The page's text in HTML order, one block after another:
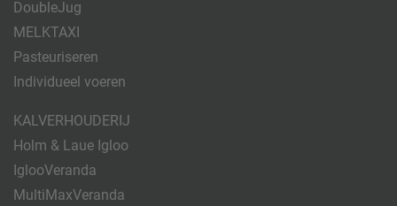
DoubleJug
MELKTAXI
Pasteuriseren
Individueel voeren
KALVERHOUDERIJ
Holm & Laue Igloo
IglooVeranda
MultiMaxVeranda